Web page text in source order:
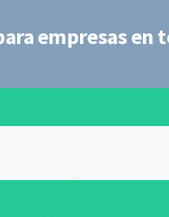
empresas en